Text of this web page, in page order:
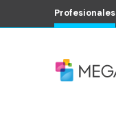
Profesionales